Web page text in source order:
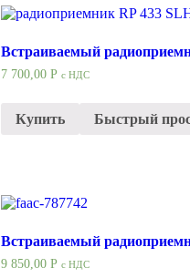
Встраиваемый
7 700,00 Р с НДС
Купить Быстрый
Встраиваемый
9 850,00 Р с НДС